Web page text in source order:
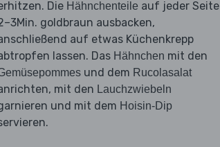
Die Hähnchenteile auf jeder Seite
goldbraun ausbacken,
auf etwas Küchenkrepp
lassen. Das Hähnchen mit den
und dem Rucolasalat
mit den Lauchzwiebeln
und mit dem Hoisin-Dip